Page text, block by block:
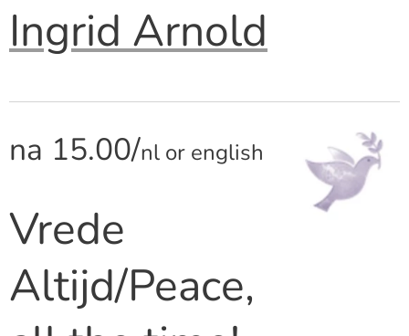
Ingrid Arnold
na 15.00/nl or english
Vrede
Altijd/Peace,